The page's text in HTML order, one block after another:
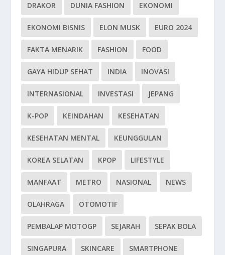
DRAKOR DUNIA FASHION EKONOMI
EKONOMI BISNIS ELON MUSK EURO 2024
FAKTA MENARIK FASHION FOOD
GAYA HIDUP SEHAT INDIA INOVASI
INTERNASIONAL INVESTASI JEPANG
K-POP KEINDAHAN KESEHATAN
KESEHATAN MENTAL KEUNGGULAN
KOREA SELATAN KPOP LIFESTYLE
MANFAAT METRO NASIONAL NEWS
OLAHRAGA OTOMOTIF
PEMBALAP MOTOGP SEJARAH SEPAK BOLA
SINGAPURA SKINCARE SMARTPHONE